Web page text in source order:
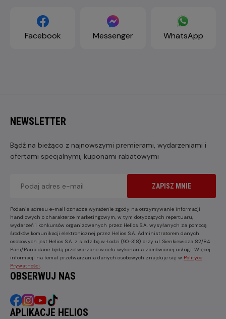
Facebook Messenger WhatsApp
NEWSLETTER
Bądź na bieżąco z najnowszymi premierami, wydarzeniami i
ofertami specjalnymi, kuponami rabatowymi
ZAPISZ MNIE
Podanie adresu e-mail oznacza wyrażenie zgody na otrzymywanie informacji
handlowych o charakterze marketingowym, w tym dotyczących repertuaru,
wydarzeń i konkursów organizowanych przez Helios S.A. wysyłanych za pomocą
środków komunikacji elektronicznej przez Helios S.A. Administratorem danych
osobowych jest Helios S.A. z siedzibą w Łodzi (90-318) przy ul. Sienkiewicza 82/84.
Pani/Pana dane będą przetwarzane w celu wykonania zamówionej usługi. Więcej
informacji na temat przetwarzania danych osobowych znajduje się w Polityce
Prywatności
OBSERWUJ NAS
APLIKACJE HELIOS